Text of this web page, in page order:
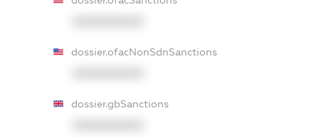
dossier.ofacNonSdnSanctions
dossier.gbSanctions